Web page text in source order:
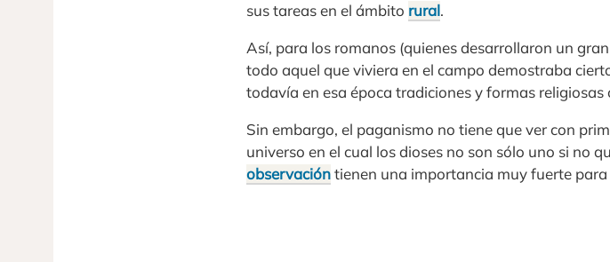
sus tareas en el ámbito rural.
Así, para los romanos (quienes desarrollaron un
todo aquel que viviera en el campo demostraba
todavía en esa época tradiciones y formas
Sin embargo, el paganismo no tiene que ver con
universo en el cual los dioses no son sólo uno si no
observacióntienen una importancia muy fuerte